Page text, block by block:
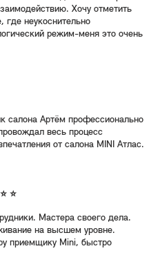
Хочу отметить
где неукоснительно
режим-меня это очень
салона Артём профессионально
весь процесс
от салона MINI Атлас.
⭐
Мастера своего дела.
на высшем уровне.
приемщику Mini, быстро